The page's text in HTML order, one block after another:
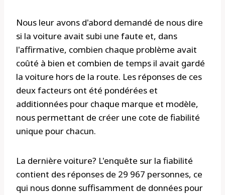
Nous leur avons d'abord demandé de nous dire
si la voiture avait subi une faute et, dans
l'affirmative, combien chaque problème avait
coûté à bien et combien de temps il avait gardé
la voiture hors de la route. Les réponses de ces
deux facteurs ont été pondérées et
additionnées pour chaque marque et modèle,
nous permettant de créer une cote de fiabilité
unique pour chacun.
La dernière voiture? L'enquête sur la fiabilité
contient des réponses de 29 967 personnes, ce
qui nous donne suffisamment de données pour